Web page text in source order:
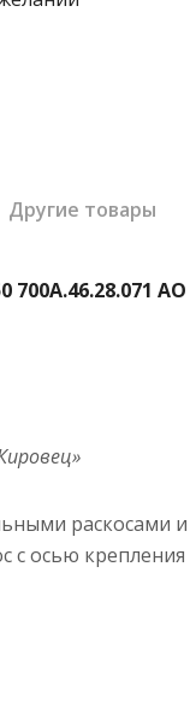
Другие товары
700А.46.28.071 АО
раскосами и
с осью крепления